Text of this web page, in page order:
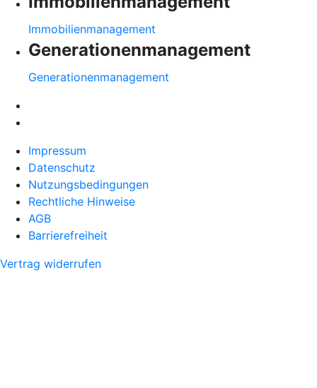
Immobilienmanagement
Generationenmanagement
Generationenmanagement
Impressum
Datenschutz
Nutzungsbedingungen
Rechtliche Hinweise
AGB
Barrierefreiheit
Vertrag widerrufen